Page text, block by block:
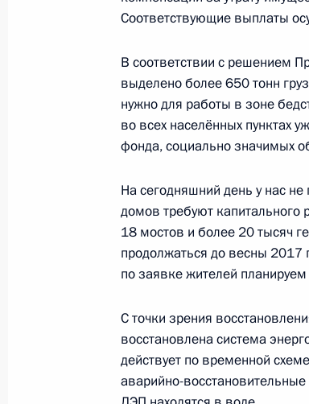
Встреча с учёными –
19 сентября 2016 года, 19:30
Встреча с паралимпийской
19 сентября 2016 года, 17:30
Совещание с членами
18 сентября 2016 года,
Соответствующие выплаты
В соответствии с решением
выделено более 650 тонн
нужно для работы в зоне
во всех населённых пунктах
фонда, социально значимых
На сегодняшний день у нас
домов требуют
18 мостов и более 20 тысяч
продолжаться до весны
по заявке жителей
С точки зрения
восстановлена система
действует по временной
аварийно-